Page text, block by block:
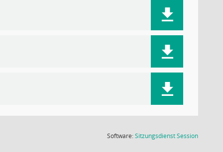
Software:SitzungsdienstSession(Wird in